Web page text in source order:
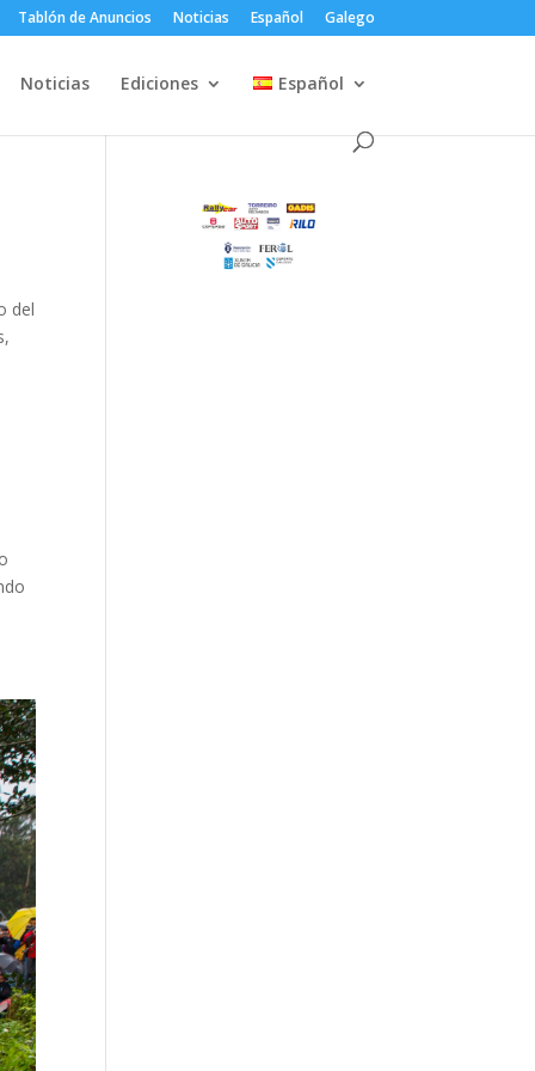
Tablón de Anuncios Noticias Español Galego
Noticias Ediciones Español
del